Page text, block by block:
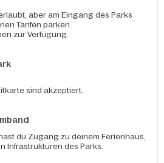
aber am Eingang des Parks
Tarifen parken.
zur Verfügung.
sind akzeptiert.
du Zugang zu deinem Ferienhaus,
Infrastrukturen des Parks.